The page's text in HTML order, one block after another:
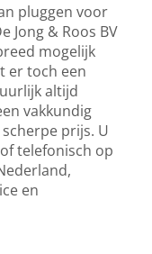
pluggen voor
Jong & Roos BV
mogelijk
er toch een
altijd
vakkundig
prijs. U
of telefonisch op
en